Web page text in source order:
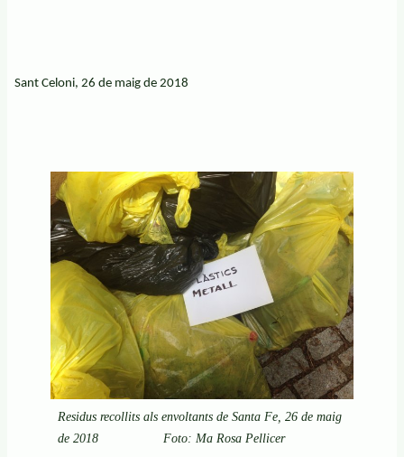
Sant Celoni, 26 de maig de 2018
Residus recollits als envoltants de Santa Fe, 26 de maig
de 2018 Foto: Ma Rosa Pellicer